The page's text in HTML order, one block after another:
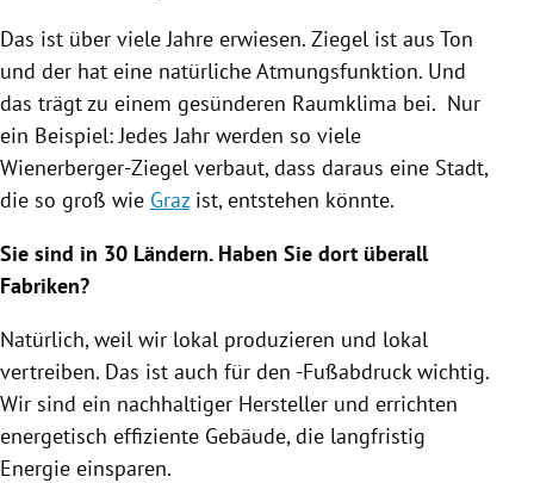
Das ist über viele Jahre erwiesen. Ziegel ist aus Ton
und der hat eine natürliche Atmungsfunktion. Und
das trägt zu einem gesünderen Raumklima bei. Nur
ein Beispiel: Jedes Jahr werden so viele
Wienerberger-Ziegel verbaut, dass daraus eine Stadt,
die so groß wie Grazist, entstehen könnte.
Sie sind in 30 Ländern. Haben Sie dort überall
Fabriken?
Natürlich, weil wir lokal produzieren und lokal
vertreiben. Das ist auch für den -Fußabdruck wichtig.
Wir sind ein nachhaltiger Hersteller und errichten
energetisch effiziente Gebäude, die langfristig
Energie einsparen.